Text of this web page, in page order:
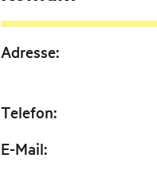
Adresse:
Telefon:
E-Mail: